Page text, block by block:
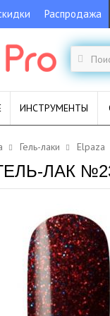
Распродажа
ИНСТРУМЕНТЫ
Гель-лаки Elpaza
ГЕЛЬ-ЛАК